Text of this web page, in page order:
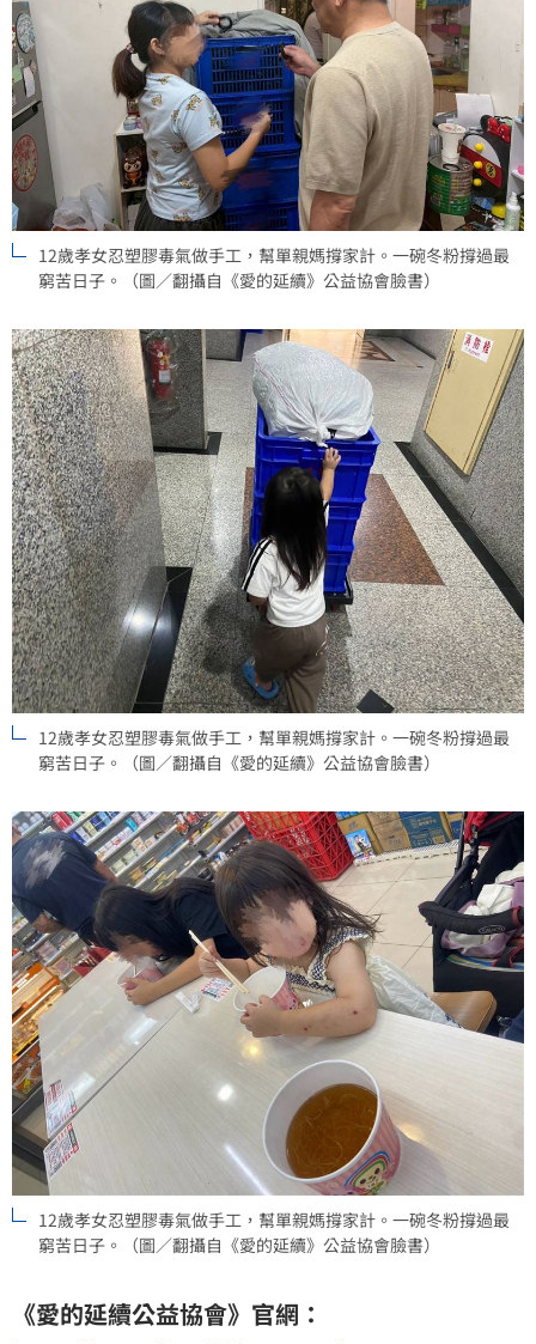
12歲孝女忍塑膠毒氣做手工，幫單親媽撐家計。一碗冬粉撐過最
窮苦日子。（圖／翻攝自《愛的延續》公益協會臉書）
12歲孝女忍塑膠毒氣做手工，幫單親媽撐家計。一碗冬粉撐過最
窮苦日子。（圖／翻攝自《愛的延續》公益協會臉書）
12歲孝女忍塑膠毒氣做手工，幫單親媽撐家計。一碗冬粉撐過最
窮苦日子。（圖／翻攝自《愛的延續》公益協會臉書）
《愛的延續公益協會》官網：